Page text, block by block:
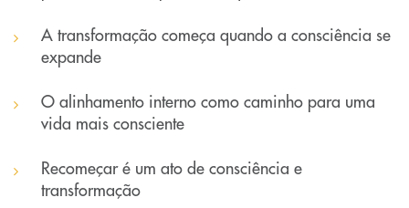
A transformação começa quando a consciência se
expande
O alinhamento interno como caminho para uma
vida mais consciente
Recomeçar é um ato de consciência e
transformação